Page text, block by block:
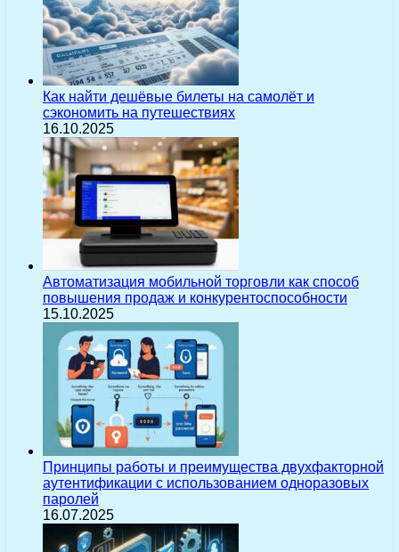
Как найти дешёвые билеты на самолёт и
сэкономить на путешествиях
16.10.2025
Автоматизация мобильной торговли как способ
повышения продаж и конкурентоспособности
15.10.2025
Принципы работы и преимущества двухфакторной
аутентификации с использованием одноразовых
паролей
16.07.2025